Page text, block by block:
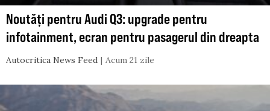
Noutăți pentru Audi Q3: upgrade pentru
infotainment, ecran pentru pasagerul din dreapta
Autocritica News Feed Acum 21 zile